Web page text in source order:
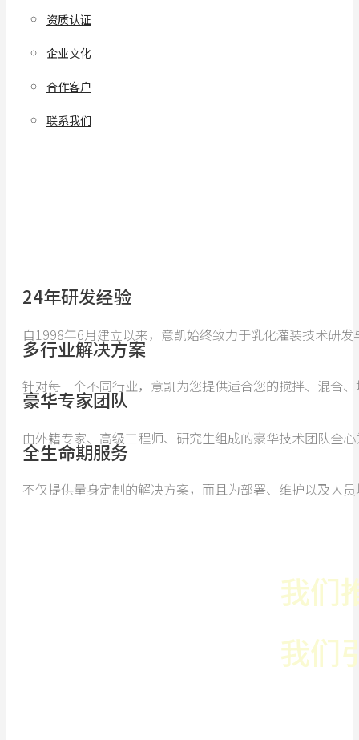
资质认证
企业文化
合作客户
联系我们
24年研发经验
自1998年6月建立以来，意凯始终致力于乳化灌装技术研
多行业解决方案
针对每一个不同行业，意凯为您提供适合您的搅拌、混合
豪华专家团队
由外籍专家、高级工程师、研究生组成的豪华技术团队全
全生命期服务
不仅提供量身定制的解决方案，而且为部署、维护以及人
我们
我们